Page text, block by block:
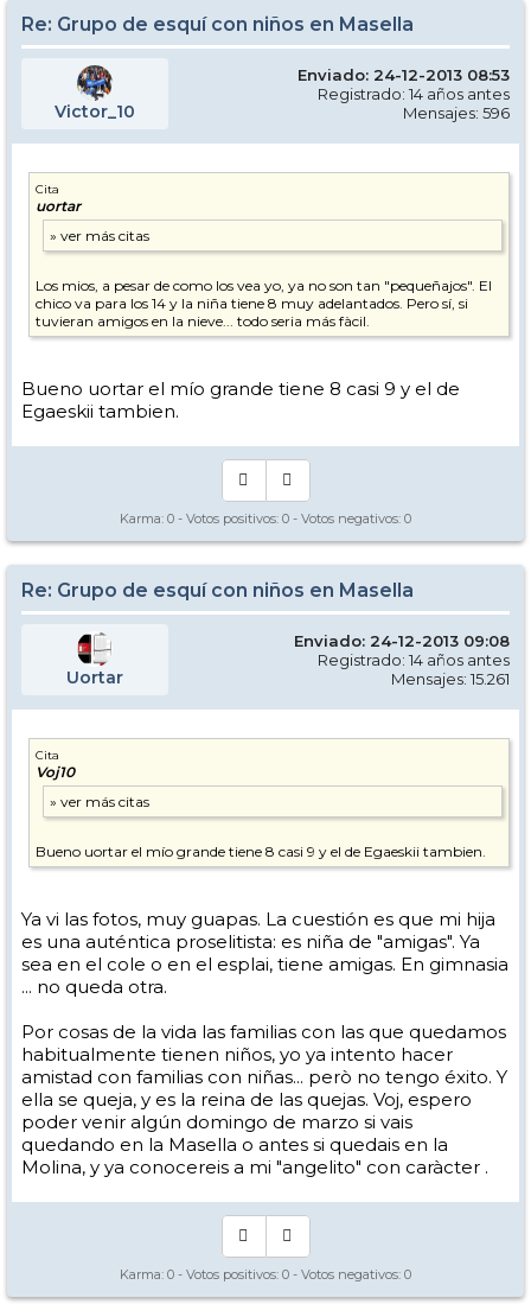
Re: Grupo de esquí con niños en Masella
Victor_10
Enviado: 24-12-2013 08:53
Registrado: 14 años antes
Mensajes: 596
Cita
uortar
Los mios, a pesar de como los vea yo, ya no son tan "pequeñajos". El
chico va para los 14 y la niña tiene 8 muy adelantados. Pero sí, si
tuvieran amigos en la nieve... todo seria más fàcil.
Bueno uortar el mío grande tiene 8 casi 9 y el de
Egaeskii tambien.
Karma: 0 - Votos positivos: 0 - Votos negativos: 0
Re: Grupo de esquí con niños en Masella
Uortar
Enviado: 24-12-2013 09:08
Registrado: 14 años antes
Mensajes: 15.261
Cita
Voj10
Bueno uortar el mío grande tiene 8 casi 9 y el de Egaeskii tambien.
Ya vi las fotos, muy guapas. La cuestión es que mi hija
es una auténtica proselitista: es niña de "amigas". Ya
sea en el cole o en el esplai, tiene amigas. En gimnasia
... no queda otra.
Por cosas de la vida las familias con las que quedamos
habitualmente tienen niños, yo ya intento hacer
amistad con familias con niñas... però no tengo éxito. Y
ella se queja, y es la reina de las quejas. Voj, espero
poder venir algún domingo de marzo si vais
quedando en la Masella o antes si quedais en la
Molina, y ya conocereis a mi "angelito" con caràcter .
Karma: 0 - Votos positivos: 0 - Votos negativos: 0